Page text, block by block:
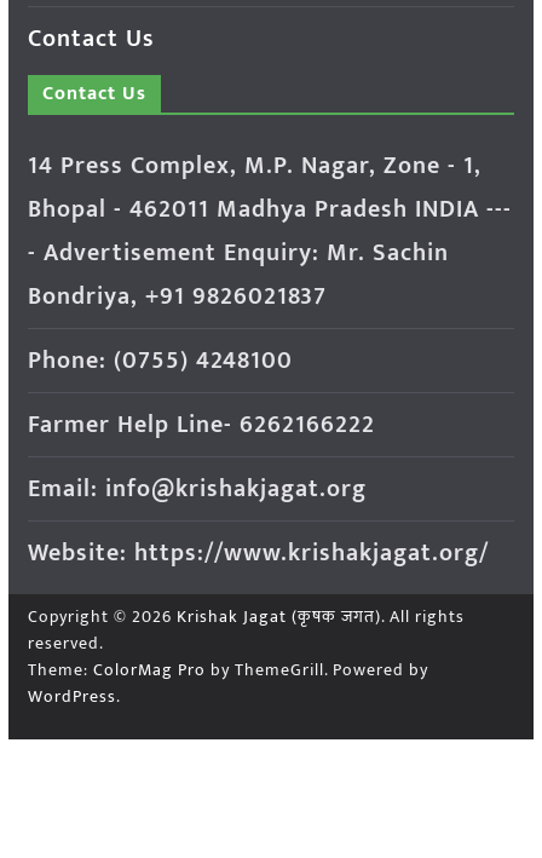
Contact Us
Contact Us
14 Press Complex, M.P. Nagar, Zone - 1,
Bhopal - 462011 Madhya Pradesh INDIA ---
- Advertisement Enquiry: Mr. Sachin
Bondriya, +91 9826021837
Phone: (0755) 4248100
Farmer Help Line- 6262166222
Email: info@krishakjagat.org
Website: https://www.krishakjagat.org/
Copyright © 2026 Krishak Jagat (कृषक जगत). All rights
reserved.
Theme: ColorMag Pro by ThemeGrill. Powered by
WordPress.